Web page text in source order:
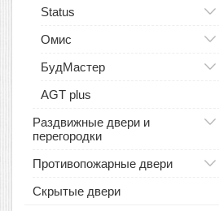
Status
Омис
БудМастер
AGT plus
Раздвижные двери и
перегородки
Противопожарные двери
Скрытые двери